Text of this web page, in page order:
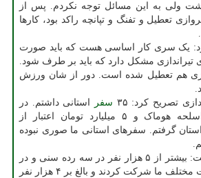
ولی به این مسائل توجه نکردم. پس از
تعطیل و تفنگ و تپانچه راکد بود، کارها
یک سری کار اساسی هست که باید صورت
مشکل دارد که باید بر طرف شود.
هم تعطیل شده است. دور از شان ورزش
تصریح کرد: ۳۵
سفر
استانی داشتم. در
کردستان ۵۰ قبضه اسلحه هوماک و ۵ میلیارد تومان اعتبار از
استان گرفتم. سفرهای استانی ما صوری نبوده
وی در انتها اظهار داشت: بیشتر از ۵ هزار نفر در سه رده سنی و در
سه اسلحه در مسابقات مختلف ما شرکت کردند و بالغ بر ۴ هزار نفر